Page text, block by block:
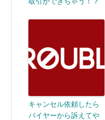
キャンセル依頼したら
バイヤーから訴えてや